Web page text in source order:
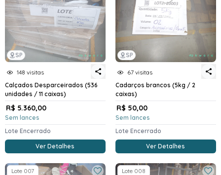
SP
148 visitas
Calçados Desparceirados (536
unidades / 11 caixas)
R$ 5.360,00
Sem lances
Lote Encerrado
Ver Detalhes
SP
67 visitas
Cadarços brancos (5kg / 2
caixas)
R$ 50,00
Sem lances
Lote Encerrado
Ver Detalhes
Lote 007 Lote 008